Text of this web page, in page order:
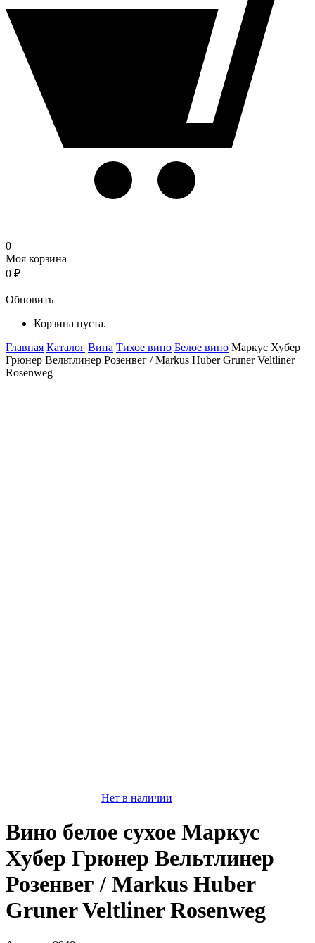
0
Моя корзина
0 ₽
Обновить
Корзина пуста.
Главная Каталог Вина Тихое вино Белое вино Маркус Хубер
Грюнер Вельтлинер Розенвег / Markus Huber Gruner Veltliner
Rosenweg
Нет в наличии
Вино белое сухое Маркус
Хубер Грюнер Вельтлинер
Розенвег / Markus Huber
Gruner Veltliner Rosenweg